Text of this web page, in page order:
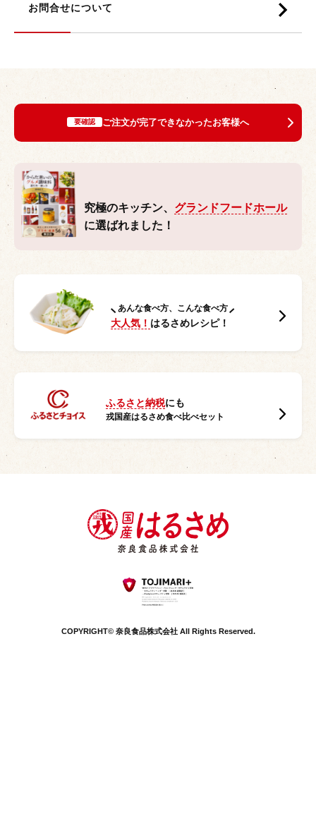
お問合せについて
要確認 ご注文が完了できなかったお客様へ
究極のキッチン、 グランドフードホール
に選ばれました！
あんな食べ方、こんな食べ方
大人気！ はるさめレシピ！
ふるさと納税にも
戎国産はるさめ食べ比べセット
COPYRIGHT© 奈良食品株式会社 All Rights Reserved.